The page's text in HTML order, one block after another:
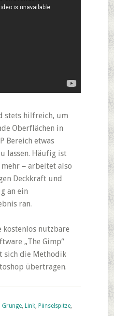
stets hilfreich, um
Oberflächen in
Bereich etwas
lassen. Häufig ist
– arbeitet also
Deckkraft und
an ein
ran.
nutzbare
„The Gimp“
sich die Methodik
übertragen.
Grunge, Link, Piinselspitze,